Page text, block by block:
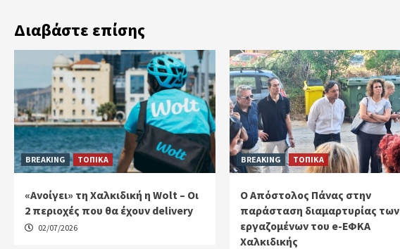
Διαβάστε επίσης
BREAKING ΤΟΠΙΚΑ
«Ανοίγει» τη Χαλκιδική η Wolt – Οι
2 περιοχές που θα έχουν delivery
02/07/2026
BREAKING ΤΟΠΙΚΑ
Ο Απόστολος Πάνας στην
παράσταση διαμαρτυρίας των
εργαζομένων του e-ΕΦΚΑ
Χαλκιδικής